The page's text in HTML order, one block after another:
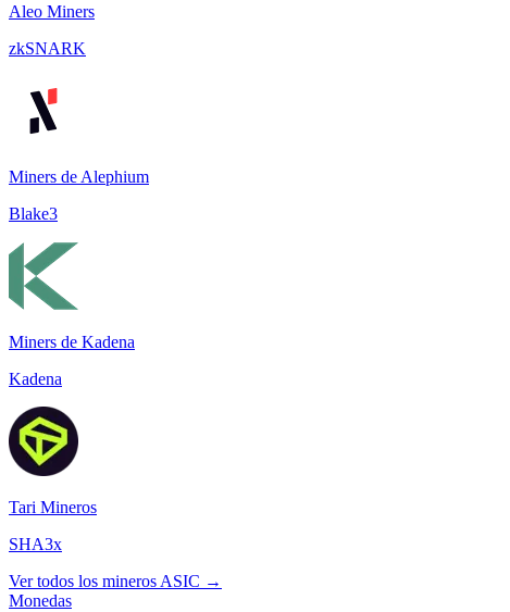
Aleo Miners
zkSNARK
Miners de Alephium
Blake3
Miners de Kadena
Kadena
Tari Mineros
SHA3x
Ver todos los mineros ASIC →
Monedas